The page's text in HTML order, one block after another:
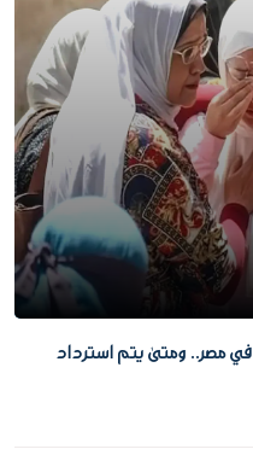
آخر موعد لتظلمات الثانوية العامة 2026 في مصر.. ومتى يتم استرداد